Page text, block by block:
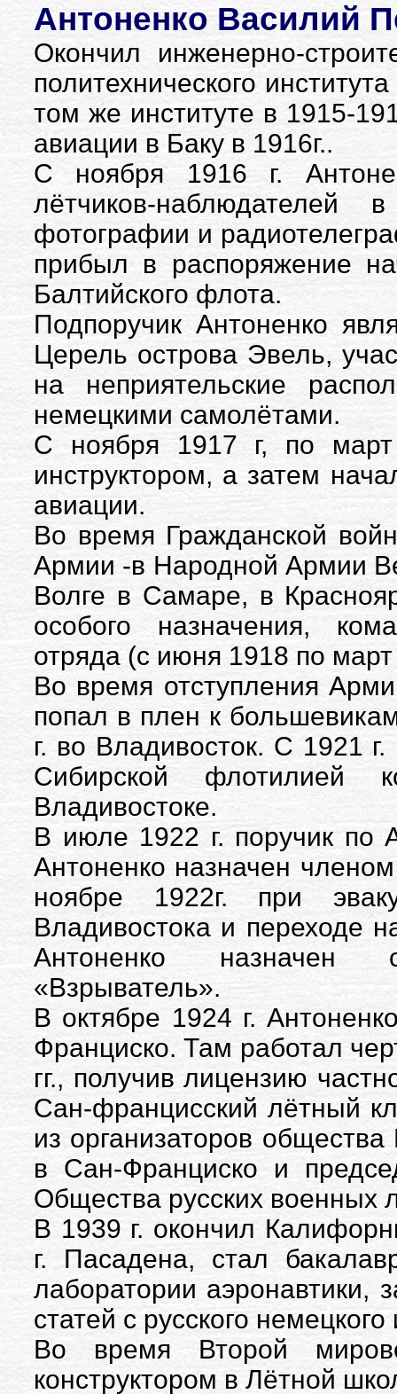
Антоненко Василий
Окончил инженерно-
политехнического
том же институте в 1915-
авиации в Баку в 1916г..
С ноября 1916 г.
лётчиков-
фотографии и
прибыл в распоряжение
Балтийского флота.
Подпоручик Антоненко
Церель острова Эвель,
на неприятельские
немецкими самолётами.
С ноября 1917 г, по
инструктором, а затем
авиации.
Во время Гражданской
Армии -в Народной Армии
Волге в Самаре, в
особого назначения,
отряда (с июня 1918 по март
Во время отступления
попал в плен к
г. во Владивосток. С 1921
Сибирской флотилией
Владивостоке.
В июле 1922 г. поручик по
Антоненко назначен
ноябре 1922г. при
Владивостока и переходе
Антоненко назначен
«Взрыватель».
В октябре 1924 г.
Франциско. Там работал
гг., получив лицензию
Сан-францисский лётный
из организаторов
в Сан-Франциско и
Общества русских военных
В 1939 г. окончил
г. Пасадена, стал
лаборатории аэронавтики,
статей с русского
Во время Второй
конструктором в Лётной